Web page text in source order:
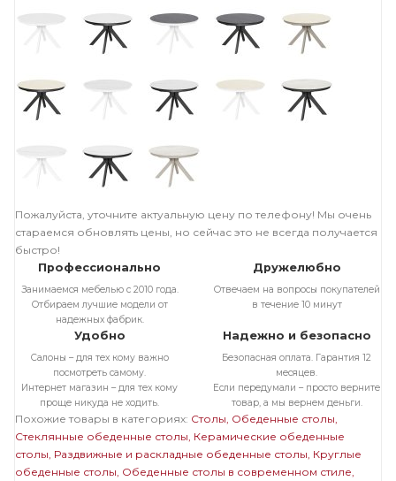
Пожалуйста, уточните актуальную цену по телефону! Мы очень
стараемся обновлять цены, но сейчас это не всегда получается
быстро!
Профессионально
Занимаемся мебелью с 2010 года.
Отбираем лучшие модели от
надежных фабрик.
Дружелюбно
Отвечаем на вопросы покупателей
в течение 10 минут
Удобно
Салоны – для тех кому важно
посмотреть самому.
Интернет магазин – для тех кому
проще никуда не ходить.
Надежно и безопасно
Безопасная оплата. Гарантия 12
месяцев.
Если передумали – просто верните
товар, а мы вернем деньги.
Похожие товары в категориях: Столы Обеденные столы
Стеклянные обеденные столы Керамические обеденные
столы Раздвижные и раскладные обеденные столы Круглые
обеденные столы Обеденные столы в современном стиле